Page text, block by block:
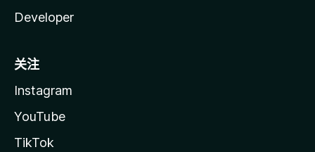
Developer
关注
Instagram
YouTube
TikTok